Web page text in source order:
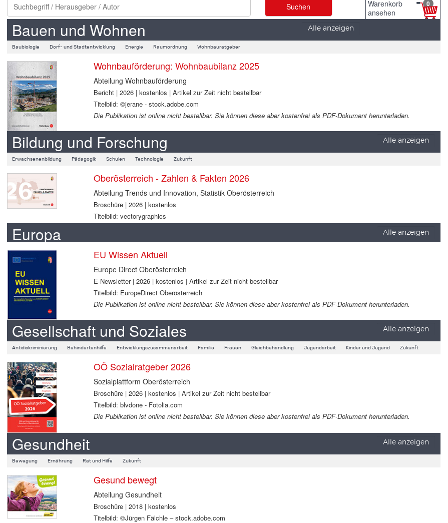
Warenkorb
ansehen
0
Bauen und Wohnen Alle anzeigen
Baubiologie Dorf- und Stadtentwicklung Energie Raumordnung Wohnbauratgeber
Wohnbauförderung: Wohnbaubilanz 2025
Abteilung Wohnbauförderung
Bericht | 2026 | kostenlos | Artikel zur Zeit nicht bestellbar
Titelbild: ©jerane - stock.adobe.com
Die Publikation ist online nicht bestellbar. Sie können diese aber kostenfrei als PDF-Dokument herunterladen.
Bildung und Forschung Alle anzeigen
Erwachsenenbildung Pädagogik Schulen Technologie Zukunft
Oberösterreich - Zahlen & Fakten 2026
Abteilung Trends und Innovation, Statistik Oberösterreich
Broschüre | 2026 | kostenlos
Titelbild: vectorygraphics
Europa Alle anzeigen
EU Wissen Aktuell
Europe Direct Oberösterreich
E-Newsletter | 2026 | kostenlos | Artikel zur Zeit nicht bestellbar
Titelbild: EuropeDirect Oberösterreich
Die Publikation ist online nicht bestellbar. Sie können diese aber kostenfrei als PDF-Dokument herunterladen.
Gesellschaft und Soziales Alle anzeigen
Antidiskriminierung Behindertenhilfe Entwicklungszusammenarbeit Familie Frauen Gleichbehandlung Jugendarbeit Kinder und Jugend Zukunft
OÖ Sozialratgeber 2026
Sozialplattform Oberösterreich
Broschüre | 2026 | kostenlos | Artikel zur Zeit nicht bestellbar
Titelbild: blvdone - Fotolia.com
Die Publikation ist online nicht bestellbar. Sie können diese aber kostenfrei als PDF-Dokument herunterladen.
Gesundheit Alle anzeigen
Bewegung Ernährung Rat und Hilfe Zukunft
Gesund bewegt
Abteilung Gesundheit
Broschüre | 2018 | kostenlos
Titelbild: ©Jürgen Fälchle – stock.adobe.com